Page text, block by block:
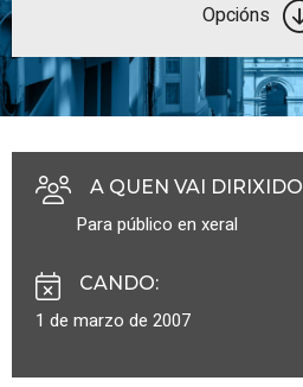
Opcións
A QUEN VAI DIRIXIDO
Para público en xeral
CANDO:
1 de marzo de 2007